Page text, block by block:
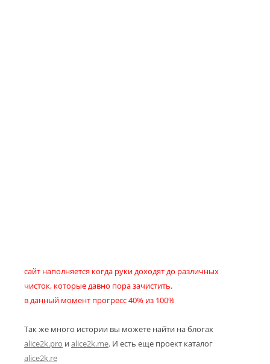
сайт наполняется когда руки доходят до различных
чисток, которые давно пора зачистить.
в данный момент прогресс 40% из 100%
Так же много истории вы можете найти на блогах
alice2k.pro иalice2k.me. И есть еще проект каталог
alice2k.re